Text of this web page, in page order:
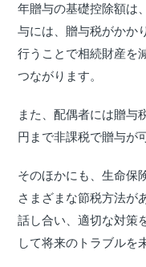
年贈与の基礎控除額は
与には、贈与税がかか
行うことで相続財産を
つながります。
また、配偶者には贈与
円まで非課税で贈与が
そのほかにも、生命保
さまざまな節税方法が
話し合い、適切な対策
して将来のトラブルを